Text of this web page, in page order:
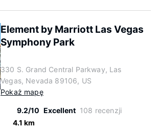
Element by Marriott Las Vegas
Symphony Park
330 S. Grand Central Parkway, Las
Vegas, Nevada 89106, US
Pokaż mapę
9.2/10 Excellent 108 recenzji
4.1 km